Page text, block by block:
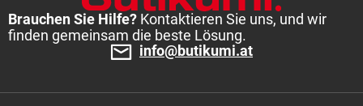
Brauchen Sie Hilfe? Kontaktieren Sie uns, und wir
finden gemeinsam die beste Lösung.
info@butikumi.at